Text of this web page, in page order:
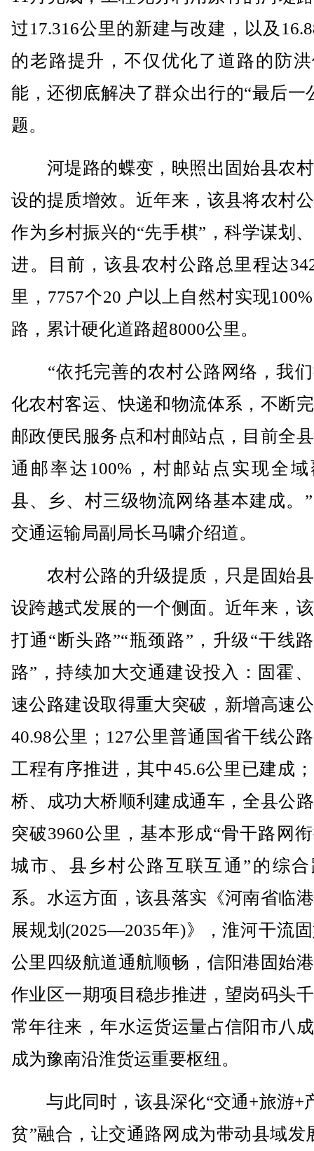
过17.316公里的新建与改建，以及
的老路提升，不仅优化了道路的防
能，还彻底解决了群众出行的“最后一
题。
河堤路的蝶变，映照出固始县农
设的提质增效。近年来，该县将农村
作为乡村振兴的“先手棋”，科学谋划
进。目前，该县农村公路总里程达
里，7757个20 户以上自然村实现
路，累计硬化道路超8000公里。
“依托完善的农村公路网络，我们
化农村客运、快递和物流体系，不断
邮政便民服务点和村邮站点，目前全
通邮率达100%，村邮站点实现全
县、乡、村三级物流网络基本建成。
交通运输局副局长马啸介绍道。
农村公路的升级提质，只是固始
设跨越式发展的一个侧面。近年来，
打通“断头路”“瓶颈路”，升级“干线
路”，持续加大交通建设投入：固霍
速公路建设取得重大突破，新增高速
40.98公里；127公里普通国省干线公
工程有序推进，其中45.6公里已建成
桥、成功大桥顺利建成通车，全县公
突破3960公里，基本形成“骨干路网
城市、县乡村公路互联互通”的综
系。水运方面，该县落实《河南省临
展规划(2025—2035年)》，淮河干流
公里四级航道通航顺畅，信阳港固始
作业区一期项目稳步推进，望岗码头
常年往来，年水运货运量占信阳市八
成为豫南沿淮货运重要枢纽。
与此同时，该县深化“交通+旅游+
贫”融合，让交通路网成为带动县域发